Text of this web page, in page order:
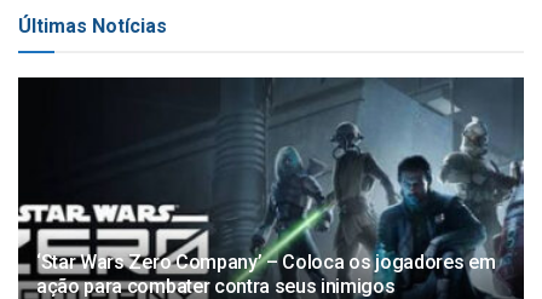
Últimas Notícias
‘Star Wars Zero Company’ – Coloca os jogadores em
ação para combater contra seus inimigos